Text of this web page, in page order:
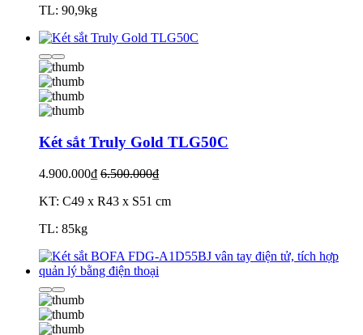
TL: 90,9kg
Két sắt Truly Gold TLG50C
4.900.000₫ 6.500.000₫
KT: C49 x R43 x S51 cm
TL: 85kg